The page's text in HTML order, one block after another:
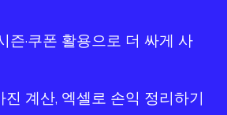
즌·쿠폰 활용으로 더 싸게 사
계산, 엑셀로 손익 정리하기